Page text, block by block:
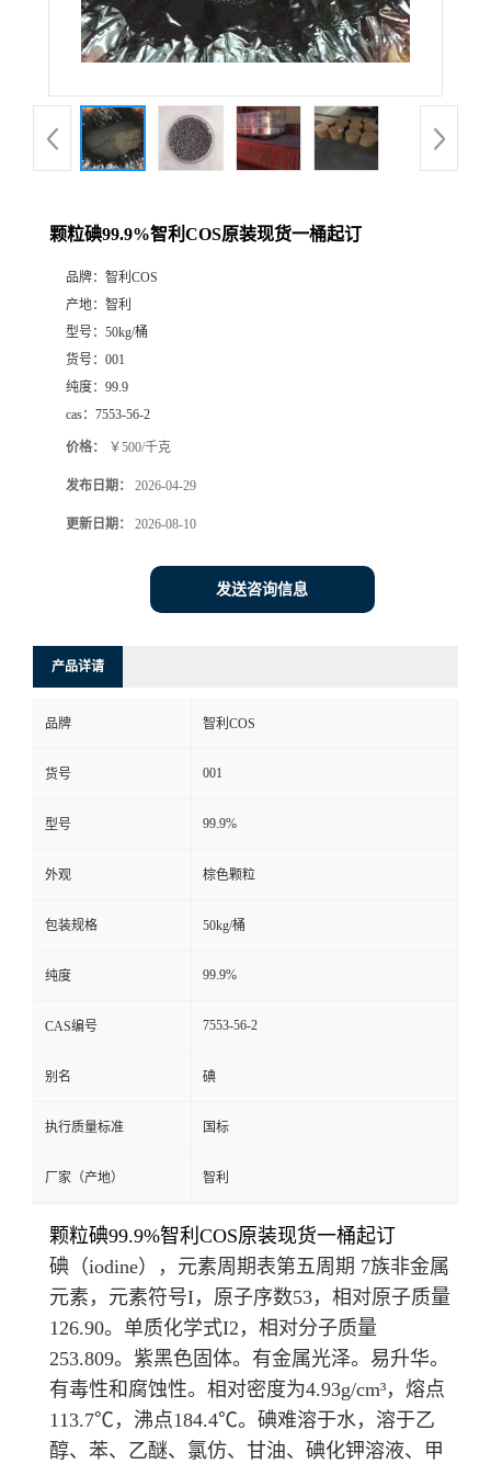
颗粒碘99.9%智利COS原装现货一桶起订
品牌： 智利COS
产地： 智利
型号： 50kg/桶
货号： 001
纯度： 99.9
cas： 7553-56-2
价格： ￥500/千克
发布日期： 2026-04-29
更新日期： 2026-08-10
发送咨询信息
产品详请
品牌 智利COS
货号 001
型号 99.9%
外观 棕色颗粒
包装规格 50kg/桶
纯度 99.9%
CAS编号 7553-56-2
别名 碘
执行质量标准 国标
厂家（产地） 智利
颗粒碘99.9%智利COS原装现货一桶起订
碘（iodine）， 元素周期表第五周期 7族非金属
元素，元素符号I，原子序数53，相对原子质量
126.90。单质化学式I2 ，相对分子质量
253.809。紫黑色固体。有金属光泽。易升华。
有毒性和腐蚀性。相对密度为4.93g/cm³，熔点
113.7℃，沸点184.4℃。碘难溶于水，溶于乙
醇、苯、乙醚、氯仿、甘油、碘化钾溶液、甲